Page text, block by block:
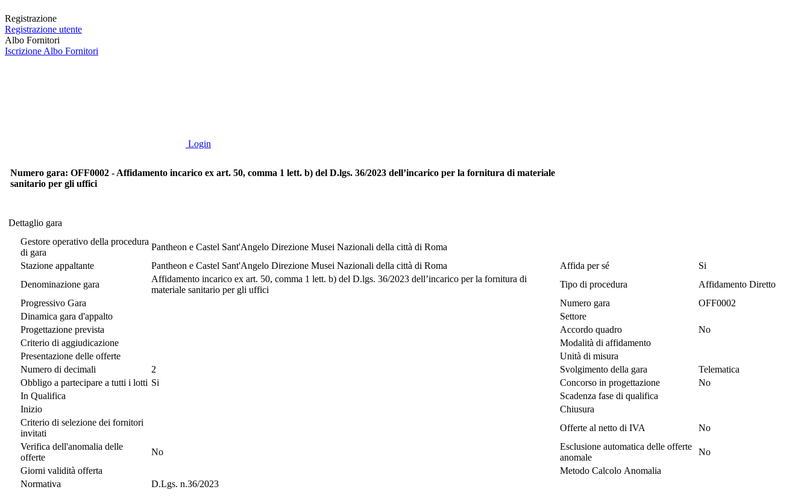
Registrazione
Registrazione utente
Albo Fornitori
Iscrizione Albo Fornitori
Login
Numero gara: OFF0002 - Affidamento incarico ex art. 50, comma 1 lett. b) del D.lgs. 36/2023 dell’incarico per la fornitura di materiale
sanitario per gli uffici
Dettaglio gara
Gestore operativo della procedura
di gara
Pantheon e Castel Sant'Angelo Direzione Musei Nazionali della città di Roma
Stazione appaltante
Pantheon e Castel Sant'Angelo Direzione Musei Nazionali della città di Roma Affida per sé
Si
Denominazione gara
Affidamento incarico ex art. 50, comma 1 lett. b) del D.lgs. 36/2023 dell’incarico per la fornitura di
materiale sanitario per gli uffici
Tipo di procedura
Affidamento Diretto
Progressivo Gara
Numero gara
OFF0002
Dinamica gara d'appalto
Settore
Progettazione prevista
Accordo quadro
No
Criterio di aggiudicazione
Modalità di affidamento
Presentazione delle offerte
Unità di misura
Numero di decimali
2 Svolgimento della gara
Telematica
Obbligo a partecipare a tutti i lotti Si Concorso in progettazione
No
In Qualifica
Scadenza fase di qualifica
Inizio
Chiusura
Criterio di selezione dei fornitori
invitati
Offerte al netto di IVA
No
Verifica dell'anomalia delle
offerte
No
Esclusione automatica delle offerte
anomale
No
Giorni validità offerta
Metodo Calcolo Anomalia
Normativa
D.Lgs. n.36/2023